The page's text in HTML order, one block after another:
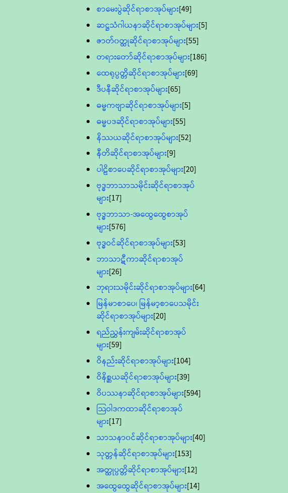
စာမေးပွဲဆိုင်ရာစာအုပ်များ[49]
ဆဋ္ဌသံဂါယနာဆိုင်ရာစာအုပ်များ[5]
ဇာတ်၀တ္ထုဆိုင်ရာစာအုပ်များ[55]
တရားတော်ဆိုင်ရာစာအုပ်များ[186]
ထေရုပ္ပတ္တိဆိုင်ရာစာအုပ်များ[69]
ဒီပနီဆိုင်ရာစာအုပ်များ[65]
ဓမ္မကဗျာဆိုင်ရာစာအုပ်များ[5]
ဓမ္မပဒဆိုင်ရာစာအုပ်များ[55]
နိဿယဆိုင်ရာစာအုပ်များ[52]
နီတိဆိုင်ရာစာအုပ်များ[9]
ပါဠိစာပေဆိုင်ရာစာအုပ်များ[20]
ဗုဒ္ဓဘာသာသမိုင်းဆိုင်ရာစာအုပ်
များ[17]
ဗုဒ္ဓဘာသာ-အထွေထွေစာအုပ်
များ[576]
ဗုဒ္ဓဝင်ဆိုင်ရာစာအုပ်များ[53]
ဘာသာဋီကာဆိုင်ရာစာအုပ်
များ[26]
ဘုရားသမိုင်းဆိုင်ရာစာအုပ်များ[64]
မြန်မာစာပေ၊ မြန်မာ့စာပေသမိုင်း
ဆိုင်ရာစာအုပ်များ[20]
ရည်ညွှန်းကျမ်းဆိုင်ရာစာအုပ်
များ[59]
ဝိနည်းဆိုင်ရာစာအုပ်များ[104]
ဝိနိစ္ဆယဆိုင်ရာစာအုပ်များ[39]
ဝိပဿနာဆိုင်ရာစာအုပ်များ[594]
သြဝါဒကထာဆိုင်ရာစာအုပ်
များ[17]
သာသနာ၀င်ဆိုင်ရာစာအုပ်များ[40]
သုတ္တန်ဆိုင်ရာစာအုပ်များ[153]
အတ္ထုပ္ပတ္တိဆိုင်ရာစာအုပ်များ[12]
အထွေထွေဆိုင်ရာစာအုပ်များ[14]